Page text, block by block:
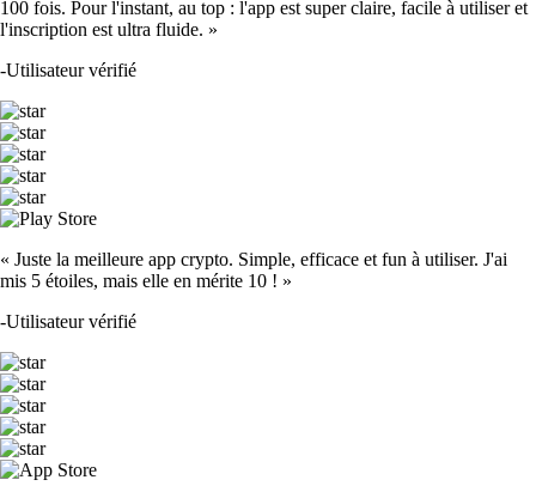
100 fois. Pour l'instant, au top : l'app est super claire, facile à utiliser et
l'inscription est ultra fluide. »
-Utilisateur vérifié
« Juste la meilleure app crypto. Simple, efficace et fun à utiliser. J'ai
mis 5 étoiles, mais elle en mérite 10 ! »
-Utilisateur vérifié